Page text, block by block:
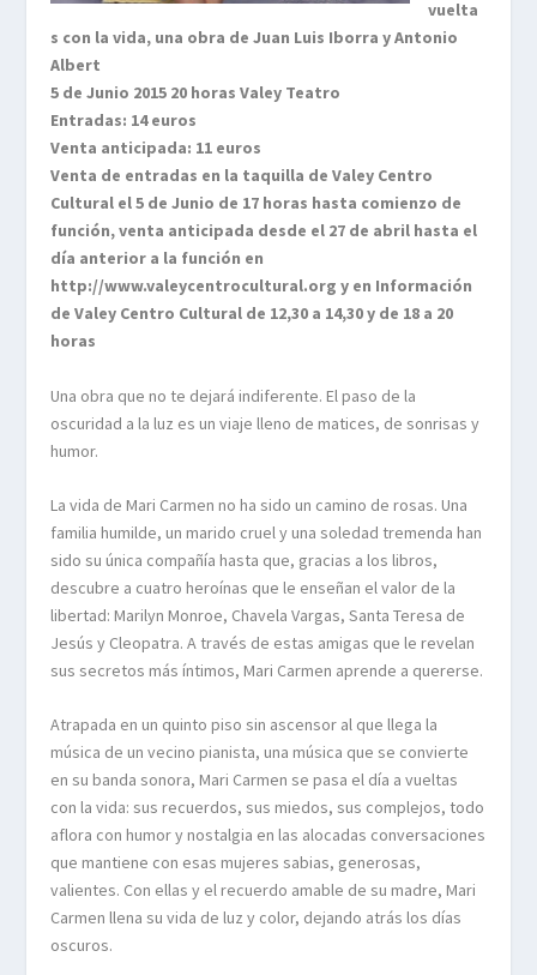
vuelta
s con la vida, una obra de Juan Luis Iborra y Antonio
Albert
5 de Junio 2015 20 horas Valey Teatro
Entradas: 14 euros
Venta anticipada: 11 euros
Venta de entradas en la taquilla de Valey Centro
Cultural el 5 de Junio de 17 horas hasta comienzo de
función, venta anticipada desde el 27 de abril hasta el
día anterior a la función en
http://www.valeycentrocultural.org y en Información
de Valey Centro Cultural de 12,30 a 14,30 y de 18 a 20
horas
Una obra que no te dejará indiferente. El paso de la
oscuridad a la luz es un viaje lleno de matices, de sonrisas y
humor.
La vida de Mari Carmen no ha sido un camino de rosas. Una
familia humilde, un marido cruel y una soledad tremenda han
sido su única compañía hasta que, gracias a los libros,
descubre a cuatro heroínas que le enseñan el valor de la
libertad: Marilyn Monroe, Chavela Vargas, Santa Teresa de
Jesús y Cleopatra. A través de estas amigas que le revelan
sus secretos más íntimos, Mari Carmen aprende a quererse.
Atrapada en un quinto piso sin ascensor al que llega la
música de un vecino pianista, una música que se convierte
en su banda sonora, Mari Carmen se pasa el día a vueltas
con la vida: sus recuerdos, sus miedos, sus complejos, todo
aflora con humor y nostalgia en las alocadas conversaciones
que mantiene con esas mujeres sabias, generosas,
valientes. Con ellas y el recuerdo amable de su madre, Mari
Carmen llena su vida de luz y color, dejando atrás los días
oscuros.